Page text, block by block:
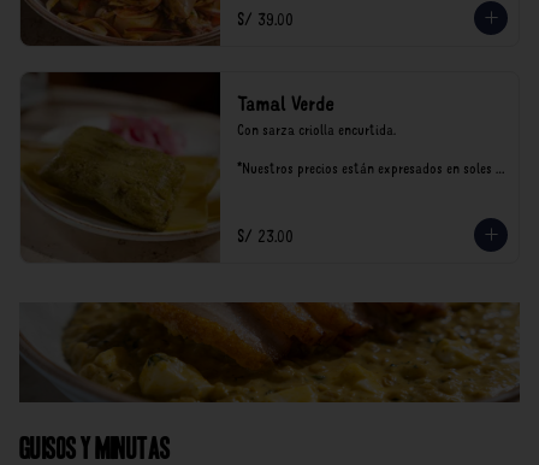
S/ 39.00
Tamal Verde
Con sarza criolla encurtida.
*Nuestros precios están expresados en soles e
S/ 23.00
Guisos y Minutas